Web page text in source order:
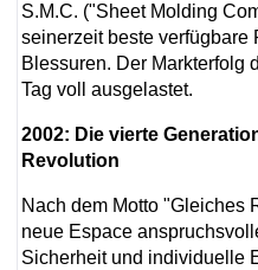
S.M.C. ("Sheet Molding
seinerzeit beste verfügbare
Blessuren. Der Markterfolg
Tag voll ausgelastet.
2002: Die vierte
Revolution
Nach dem Motto "Gleiches
neue Espace
Sicherheit und individuelle